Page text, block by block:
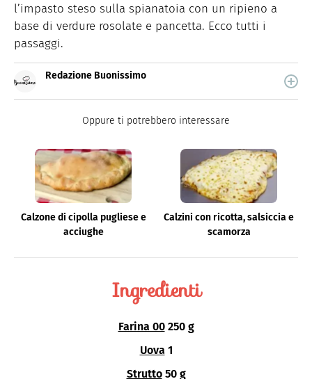
l’impasto steso sulla spianatoia con un ripieno a
base di verdure rosolate e pancetta. Ecco tutti i
passaggi.
Redazione Buonissimo
quale trovi idee veloci, facili e spiegate passo passo.
Oppure ti potrebbero interessare
Calzone di cipolla pugliese e
acciughe
Calzini con ricotta, salsiccia e
scamorza
Ingredienti
Farina 00 250 g
Uova 1
Strutto 50 g